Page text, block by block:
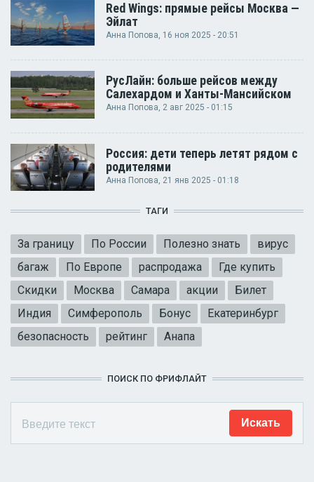
Red Wings: прямые рейсы Москва —
Эйлат
Анна Попова , 16 ноя 2025 - 20:51
РусЛайн: больше рейсов между
Салехардом и Ханты-Мансийском
Анна Попова, 2 авг 2025 - 01:15
Россия: дети теперь летят рядом с
родителями
Анна Попова , 21 янв 2025 - 01:18
ТАГИ
За границу По России Полезно знать
вирус
багаж
По Европе распродажа
Где купить
Скидки
Москва Самара акции
Билет
Индия
Симферополь Бонус
Екатеринбург
безопасность
рейтинг Анапа
ПОИСК ПО ФРИФЛАЙТ